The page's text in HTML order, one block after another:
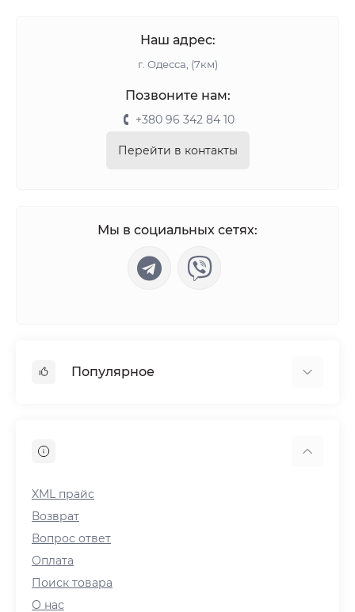
Наш адрес:
г. Одесса, (7км)
Позвоните нам:
+380 96 342 84 10
Перейти в контакты
Мы в социальных сетях:
Популярное
Светодиодные лампы и штативы
Плиты
XML прайс
Возврат
Вопрос ответ
Оплата
Поиск товара
О нас